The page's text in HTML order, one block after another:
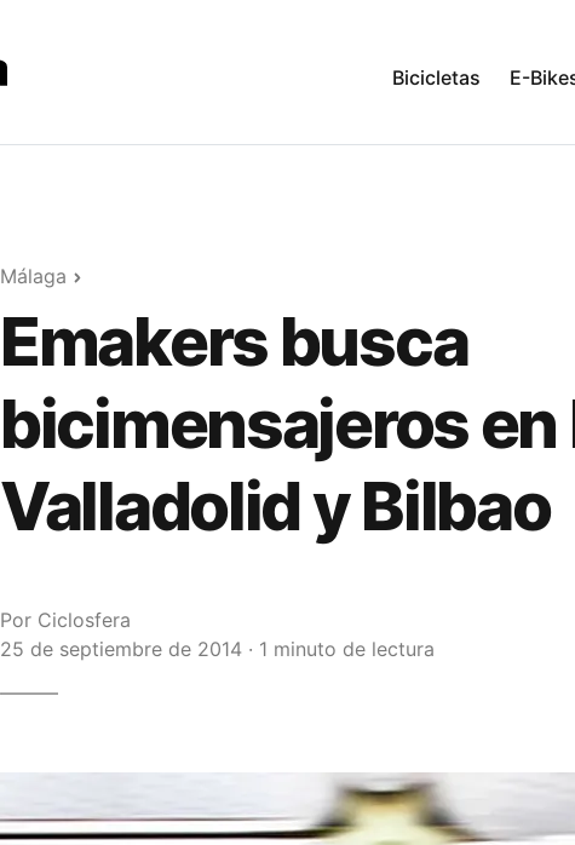
Bicicletas E-
Málaga
Emakers busca
bicimensajeros en
Valladolid y Bilbao
Por Ciclosfera
25 de septiembre de 2014 · 1 minuto de lectura